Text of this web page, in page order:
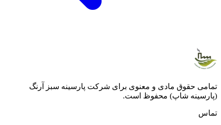
تمامی حقوق مادی و معنوی برای شرکت پارسینه سبز آرنگ
(پارسینه شاپ) محفوظ است.
تماس